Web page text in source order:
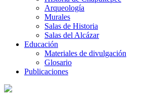
Arqueología
Murales
Salas de Historia
Salas del Alcázar
Educación
Materiales de divulgación
Glosario
Publicaciones